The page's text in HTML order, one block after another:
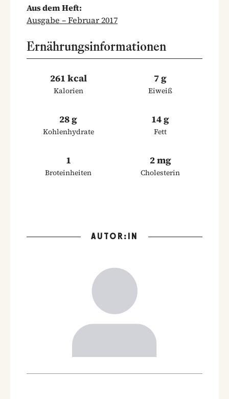
Aus dem Heft:
Ausgabe – Februar 2017
Ernährungsinformationen
261 kcal
Kalorien
7 g
Eiweiß
28 g
Kohlenhydrate
14 g
Fett
1
Broteinheiten
2 mg
Cholesterin
AUTOR:IN